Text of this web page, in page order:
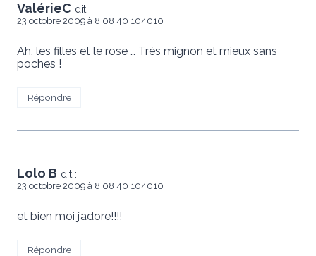
ValérieC dit :
23 octobre 2009 à 8 08 40 104010
Ah, les filles et le rose … Très mignon et mieux sans
poches !
Répondre
Lolo B dit :
23 octobre 2009 à 8 08 40 104010
et bien moi j’adore!!!!
Répondre